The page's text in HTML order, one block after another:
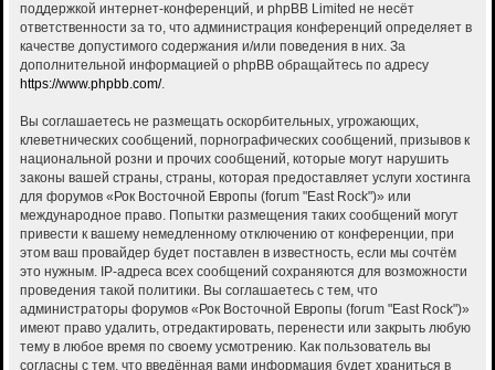
поддержкой интернет-конференций, и phpBB Limited не несёт
ответственности за то, что администрация конференций определяет в
качестве допустимого содержания и/или поведения в них. За
дополнительной информацией о phpBB обращайтесь по адресу
https://www.phpbb.com/.
Вы соглашаетесь не размещать оскорбительных, угрожающих,
клеветнических сообщений, порнографических сообщений, призывов к
национальной розни и прочих сообщений, которые могут нарушить
законы вашей страны, страны, которая предоставляет услуги хостинга
для форумов «Рок Восточной Европы (forum "East Rock")» или
международное право. Попытки размещения таких сообщений могут
привести к вашему немедленному отключению от конференции, при
этом ваш провайдер будет поставлен в известность, если мы сочтём
это нужным. IP-адреса всех сообщений сохраняются для возможности
проведения такой политики. Вы соглашаетесь с тем, что
администраторы форумов «Рок Восточной Европы (forum "East Rock")»
имеют право удалить, отредактировать, перенести или закрыть любую
тему в любое время по своему усмотрению. Как пользователь вы
согласны с тем, что введённая вами информация будет храниться в